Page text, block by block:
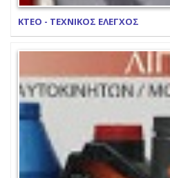
ΚΤΕΟ - ΤΕΧΝΙΚΟΣ ΕΛΕΓΧΟΣ